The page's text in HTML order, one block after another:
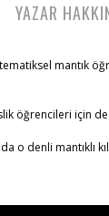
mantık
öğrencileri için
o denli mantıklı
YAZAR